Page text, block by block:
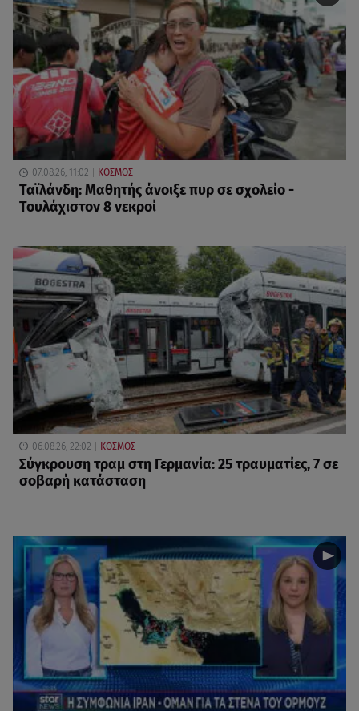
07.08.26, 11:02 ΚΟΣΜΟΣ
Ταϊλάνδη: Μαθητής άνοιξε πυρ σε σχολείο -
Τουλάχιστον 8 νεκροί
06.08.26, 22:02 ΚΟΣΜΟΣ
Σύγκρουση τραμ στη Γερμανία: 25 τραυματίες, 7 σε
σοβαρή κατάσταση